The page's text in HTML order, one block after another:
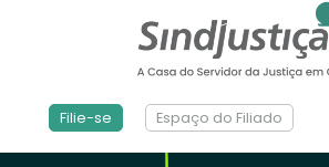
Filie-se Espaço do Filiado